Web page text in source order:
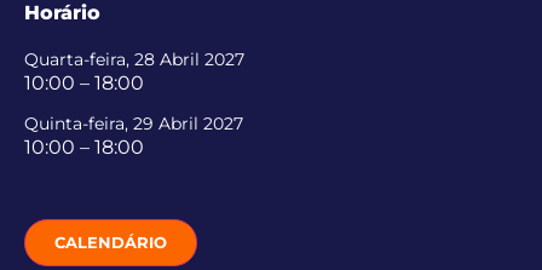
Horário
Quarta-feira, 28 Abril 2027
10:00 – 18:00
Quinta-feira, 29 Abril 2027
10:00 – 18:00
CALENDÁRIO